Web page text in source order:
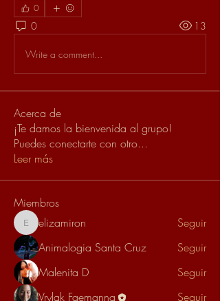
0
0 13
Write a comment...
Acerca de
¡Te damos la bienvenida al grupo!
Puedes conectarte con otro...
Leer más
Miembros
elizamiron
elizamiron
Seguir
Animalogia Santa Cruz
Seguir
Malenita D
Seguir
Vrylak Faemanna
Seguir